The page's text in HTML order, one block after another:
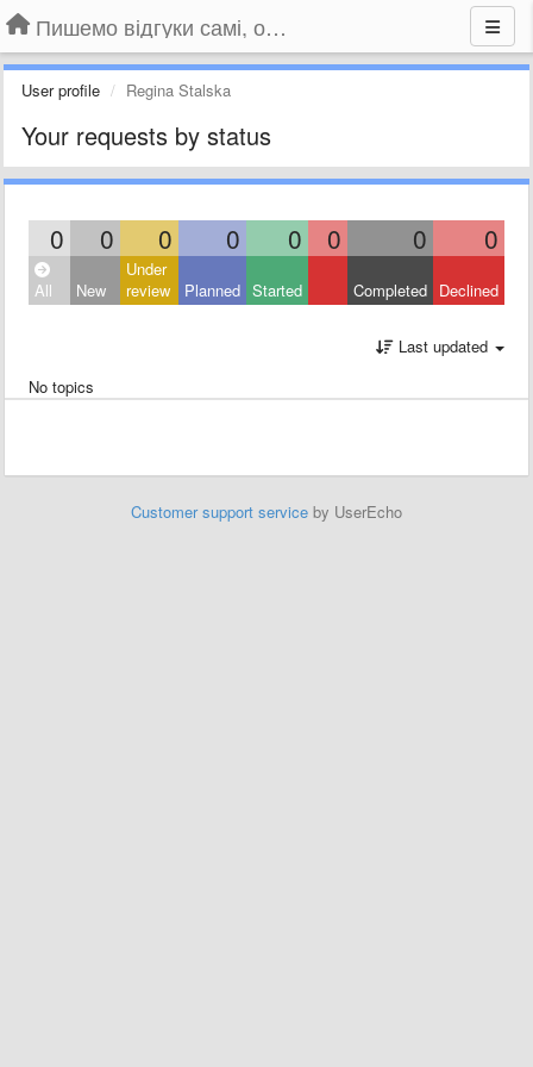
Пишемо відгуки самі, обговорюємо інші ідеї та пропозиції до Громадського Телебачення
User profile Regina Stalska
Your requests by status
0 0 0 0 0 0 0 0
All New
Under
review
Planned Started Completed Declined
Last updated
No topics
Customer support service by UserEcho